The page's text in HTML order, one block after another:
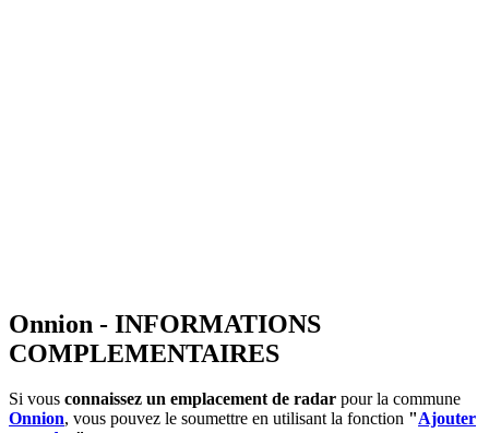
Onnion - INFORMATIONS
COMPLEMENTAIRES
Si vous connaissez un emplacement de radar pour la commune
Onnion, vous pouvez le soumettre en utilisant la fonction "Ajouter